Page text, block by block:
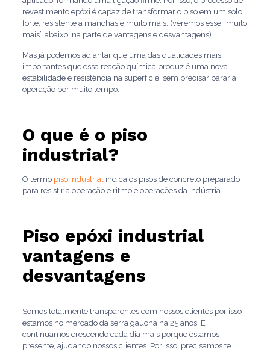
revestimento epóxi é capaz de transformar o piso em um solo
forte, resistente a manchas e muito mais. (veremos esse “muito
mais” abaixo, na parte de vantagens e desvantagens).
Mas já podemos adiantar que uma das qualidades mais
importantes que essa reação química produz é uma nova
estabilidade e resistência na superfície, sem precisar parar a
operação por muito tempo.
O que é o piso
industrial?
O termo piso industrialindica os pisos de concreto preparado
para resistir a operação e ritmo e operações da indústria.
Piso epóxi industrial
vantagens e
desvantagens
Somos totalmente transparentes com nossos clientes por isso
estamos no mercado da serra gaúcha há 25 anos. E
continuamos crescendo cada dia mais porque estamos
presente, ajudando nossos clientes. Por isso, precisamos te